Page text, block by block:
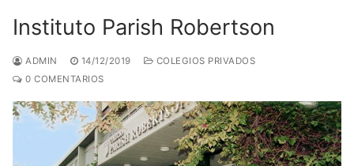
Instituto Parish Robertson
ADMIN 14/12/2019
COLEGIOS PRIVADOS
0 COMENTARIOS